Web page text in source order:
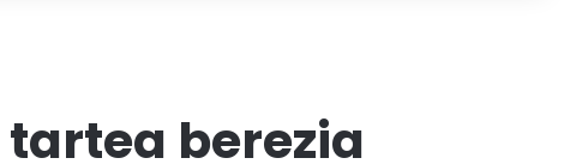
berezia